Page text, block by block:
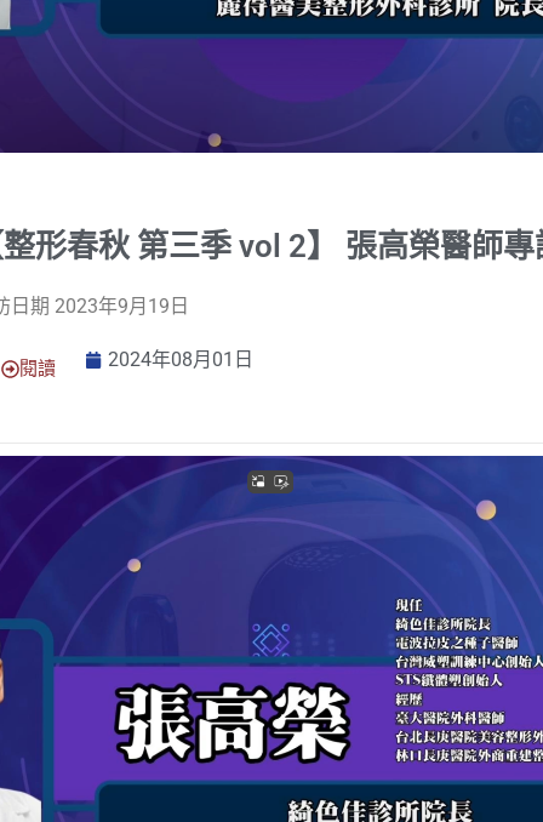
形春秋 第三季 vol 2】 張高榮醫師專
日期 2023年9月19日
閱讀 2024年08月01日